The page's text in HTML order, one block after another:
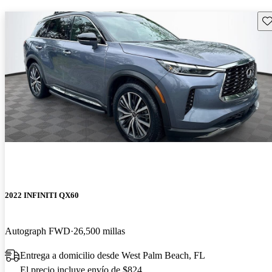
2022 INFINITI QX60
Autograph FWD 26,500 millas
Entrega a domicilio desde West Palm Beach, FL